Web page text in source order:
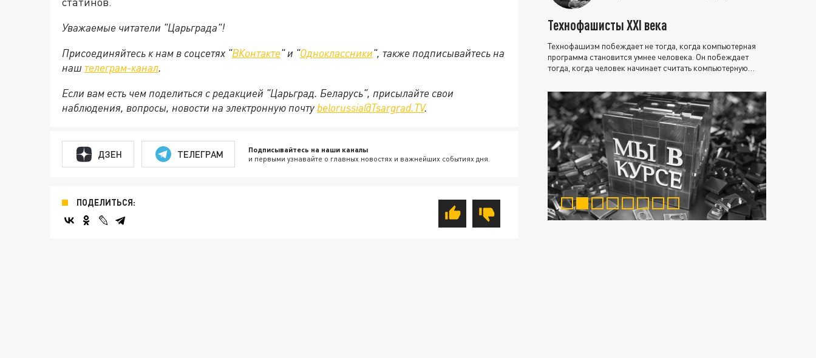
Уважаемые читатели "Царьграда"!
Присоединяйтесь к нам в соцсетях "ВКонтакте" и "Одноклассники", также подписывайтесь на
наш телеграм-канал.
Если вам есть чем поделиться с редакцией "Царьград. Беларусь", присылайте свои
наблюдения, вопросы, новости на электронную почту belorussia@Tsargrad.TV.
ДЗЕН ТЕЛЕГРАМ Подписывайтесь на наши каналы
и первыми узнавайте о главных новостях и важнейших событиях дня.
ПОДЕЛИТЬСЯ:
Технофашисты XXI века
Технофашизм побеждает не тогда, когда компьютерная
программа становится умнее человека. Он побеждает
тогда, когда человек начинает считать компьютерную